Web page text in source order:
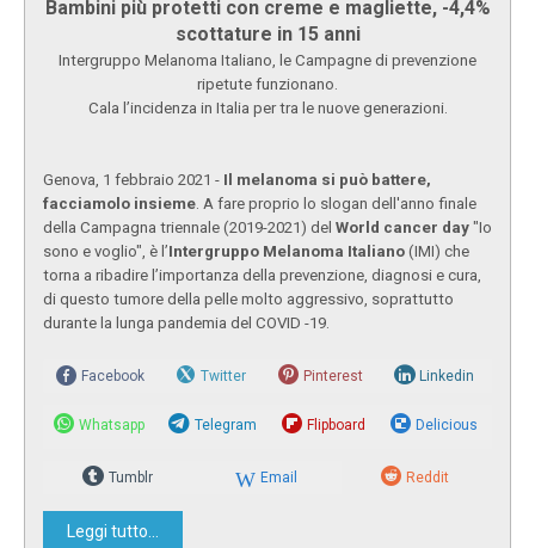
Bambini più protetti con creme e magliette, -4,4%
scottature in 15 anni
Intergruppo Melanoma Italiano, le Campagne di prevenzione
ripetute funzionano.
Cala l’incidenza in Italia per tra le nuove generazioni.
Genova, 1 febbraio 2021 - Il melanoma si può battere,
facciamolo insieme . A fare proprio lo slogan dell'anno finale
della Campagna triennale (2019-2021) del World cancer day "Io
sono e voglio", è l’Intergruppo Melanoma Italiano (IMI) che
torna a ribadire l’importanza della prevenzione, diagnosi e cura,
di questo tumore della pelle molto aggressivo, soprattutto
durante la lunga pandemia del COVID -19.
Facebook Twitter Pinterest Linkedin
Whatsapp Telegram Flipboard Delicious
Tumblr Email Reddit
Leggi tutto...